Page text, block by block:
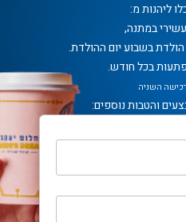
ליהנות מ:
במתנה,
בכל חודש.
השניה
והטבות נוספים: